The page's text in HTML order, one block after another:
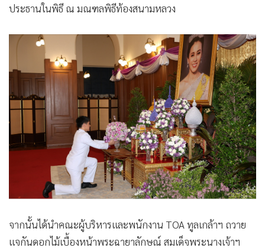
ประธานในพิธี ณ มณฑลพิธีท้องสนามหลวง
จากนั้นได้นำคณะผู้บริหารและพนักงาน TOA ทูลเกล้าฯ ถวาย
แจกันดอกไม้เบื้องหน้าพระฉายาลักษณ์ สมเด็จพระนางเจ้าฯ